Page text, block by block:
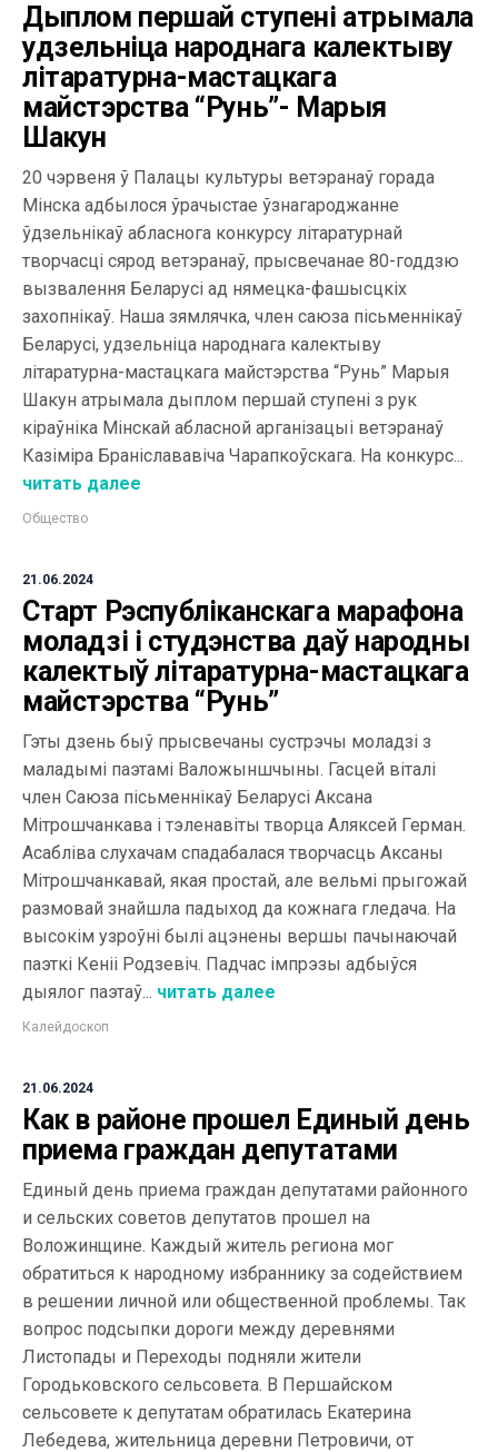
Дыплом першай ступені атрымала
удзельніца народнага калектыву
літаратурна-мастацкага
майстэрства “Рунь”- Марыя
Шакун
20 чэрвеня ў Палацы культуры ветэранаў горада
Мінска адбылося ўрачыстае ўзнагароджанне
ўдзельнікаў абласнога конкурсу літаратурнай
творчасці сярод ветэранаў, прысвечанае 80-годдзю
вызвалення Беларусі ад нямецка-фашысцкіх
захопнікаў. Наша зямлячка, член саюза пісьменнікаў
Беларусі, удзельніца народнага калектыву
літаратурна-мастацкага майстэрства “Рунь” Марыя
Шакун атрымала дыплом першай ступені з рук
кіраўніка Мінскай абласной арганізацыі ветэранаў
Казіміра Браніслававіча Чарапкоўскага. На конкурс...
читать далее
Общество
21.06.2024
Старт Рэспубліканскага марафона
моладзі і студэнства даў народны
калектыў літаратурна-мастацкага
майстэрства “Рунь”
Гэты дзень быў прысвечаны сустрэчы моладзі з
маладымі паэтамі Валожыншчыны. Гасцей віталі
член Саюза пісьменнікаў Беларусі Аксана
Мітрошчанкава і тэленавіты творца Аляксей Герман.
Асабліва слухачам спадабалася творчасць Аксаны
Мітрошчанкавай, якая простай, але вельмі прыгожай
размовай знайшла падыход да кожнага гледача. На
высокім узроўні былі ацэнены вершы пачынаючай
паэткі Кеніі Родзевіч. Падчас імпрэзы адбыўся
дыялог паэтаў... читать далее
Калейдоскоп
21.06.2024
Как в районе прошел Единый день
приема граждан депутатами
Единый день приема граждан депутатами районного
и сельских советов депутатов прошел на
Воложинщине. Каждый житель региона мог
обратиться к народному избраннику за содействием
в решении личной или общественной проблемы. Так
вопрос подсыпки дороги между деревнями
Листопады и Переходы подняли жители
Городьковского сельсовета. В Першайском
сельсовете к депутатам обратилась Екатерина
Лебедева, жительница деревни Петровичи, от